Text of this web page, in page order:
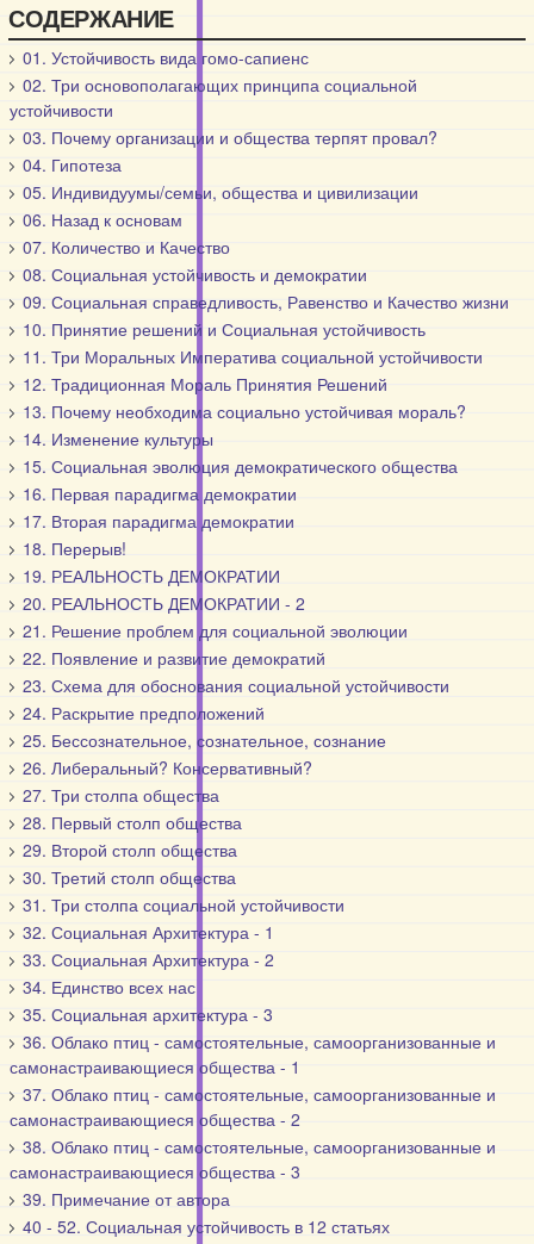
СОДЕРЖАНИЕ
01. Устойчивость вида гомо-сапиенс
02. Три основополагающих принципа социальной
устойчивости
03. Почему организации и общества терпят провал?
04. Гипотеза
05. Индивидуумы/семьи, общества и цивилизации
06. Назад к основам
07. Количество и Качество
08. Социальная устойчивость и демократии
09. Социальная справедливость, Равенство и Качество жизни
10. Принятие решений и Социальная устойчивость
11. Три Моральных Императива социальной устойчивости
12. Традиционная Мораль Принятия Решений
13. Почему необходима социально устойчивая мораль?
14. Изменение культуры
15. Социальная эволюция демократического общества
16. Первая парадигма демократии
17. Вторая парадигма демократии
18. Перерыв!
19. РЕАЛЬНОСТЬ ДЕМОКРАТИИ
20. РЕАЛЬНОСТЬ ДЕМОКРАТИИ - 2
21. Решение проблем для социальной эволюции
22. Появление и развитие демократий
23. Схема для обоснования социальной устойчивости
24. Раскрытие предположений
25. Бессознательное, сознательное, сознание
26. Либеральный? Консервативный?
27. Три столпа общества
28. Первый столп общества
29. Второй столп общества
30. Третий столп общества
31. Три столпа социальной устойчивости
32. Социальная Архитектура - 1
33. Социальная Архитектура - 2
34. Единство всех нас
35. Социальная архитектура - 3
36. Облако птиц - самостоятельные, самоорганизованные и
самонастраивающиеся общества - 1
37. Облако птиц - самостоятельные, самоорганизованные и
самонастраивающиеся общества - 2
38. Облако птиц - самостоятельные, самоорганизованные и
самонастраивающиеся общества - 3
39. Примечание от автора
40 - 52. Социальная устойчивость в 12 статьях